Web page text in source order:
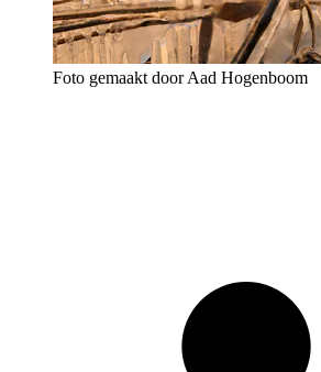
Foto gemaakt door Aad Hogenboom